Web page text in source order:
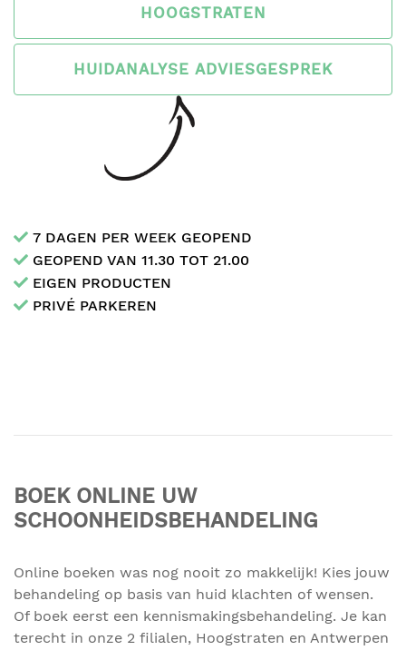
HOOGSTRATEN
HUIDANALYSE ADVIESGESPREK
7 DAGEN PER WEEK GEOPEND
GEOPEND VAN 11.30 TOT 21.00
EIGEN PRODUCTEN
PRIVÉ PARKEREN
BOEK ONLINE UW
SCHOONHEIDSBEHANDELING
Online boeken was nog nooit zo makkelijk! Kies jouw
behandeling op basis van huid klachten of wensen.
Of boek eerst een kennismakingsbehandeling. Je kan
terecht in onze 2 filialen, Hoogstraten en Antwerpen